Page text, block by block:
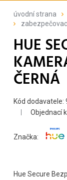
úvodní strana
HUE
ČERNÁ
Kód
Objednací
Značka:
Hue Secure